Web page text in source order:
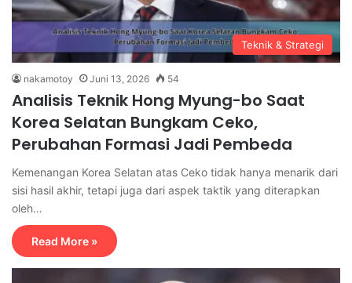
Teknik & Strategi
nakamotoy Juni 13, 2026 54
Analisis Teknik Hong Myung-bo Saat
Korea Selatan Bungkam Ceko,
Perubahan Formasi Jadi Pembeda
Kemenangan Korea Selatan atas Ceko tidak hanya menarik dari
sisi hasil akhir, tetapi juga dari aspek taktik yang diterapkan
oleh…
Read More »